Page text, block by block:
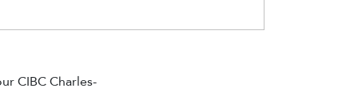
CIBC Charles-